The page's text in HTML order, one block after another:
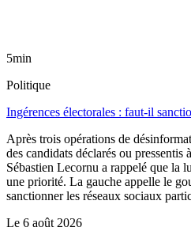
5min
Politique
Ingérences électorales : faut-il
Après trois opérations de
des candidats déclarés ou pressentis
Sébastien Lecornu a rappelé que la
une priorité. La gauche appelle le
sanctionner les réseaux sociaux
Le 6 août 2026